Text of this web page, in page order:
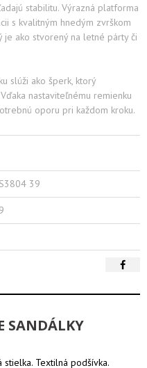
stabilitu. Výrazná platforma
s kvalitným hnedým zvrškom
je ako stvorený na letné párty či
slúži ako šperk, ktorý
nastaviteľnému remienku
oporu pri každom kroku.
39
SANDÁLKY
stielka. Textilná podšívka.